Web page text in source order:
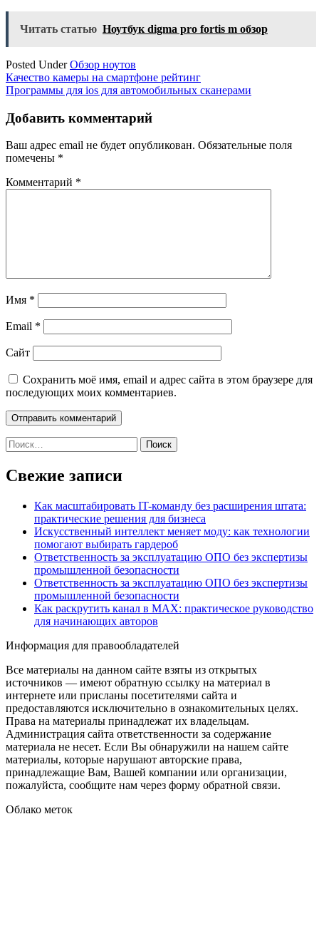
Читать статью Ноутбук digma pro fortis m обзор
Posted UnderОбзор ноутов
Навигация
по
записям
Качество камеры на смартфоне рейтинг
Программы для ios для автомобильных сканерами
Добавить комментарий
Ваш адрес email не будет опубликован. Обязательные поля
помечены *
Комментарий *
Имя *
Email *
Сайт
Сохранить моё имя, email и адрес сайта в этом браузере для
последующих моих комментариев.
Найти:
Свежие записи
Как масштабировать IT-команду без расширения штата:
практические решения для бизнеса
Искусственный интеллект меняет моду: как технологии
помогают выбирать гардероб
Ответственность за эксплуатацию ОПО без экспертизы
промышленной безопасности
Ответственность за эксплуатацию ОПО без экспертизы
промышленной безопасности
Как раскрутить канал в MAX: практическое руководство
для начинающих авторов
Информация для правообладателей
Все материалы на данном сайте взяты из открытых
источников — имеют обратную ссылку на материал в
интернете или присланы посетителями сайта и
предоставляются исключительно в ознакомительных целях.
Права на материалы принадлежат их владельцам.
Администрация сайта ответственности за содержание
материала не несет. Если Вы обнаружили на нашем сайте
материалы, которые нарушают авторские права,
принадлежащие Вам, Вашей компании или организации,
пожалуйста, сообщите нам через форму обратной связи.
Облако меток